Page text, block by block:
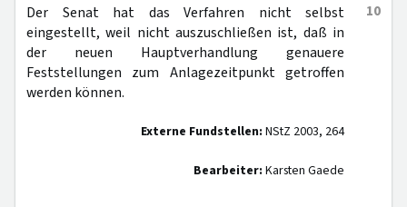
10
Der Senat hat das Verfahren nicht selbst
eingestellt, weil nicht auszuschließen ist, daß in
der neuen Hauptverhandlung genauere
Feststellungen zum Anlagezeitpunkt getroffen
werden können.
Externe Fundstellen: NStZ 2003, 264
Bearbeiter: Karsten Gaede